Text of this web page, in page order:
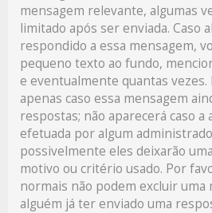
mensagem relevante, algumas
limitado após ser enviada. Caso
respondido a essa mensagem,
pequeno texto ao fundo,
e eventualmente quantas vezes.
apenas caso essa mensagem
respostas; não aparecerá caso a
efetuada por algum
possivelmente eles deixarão
motivo ou critério usado. Por
normais não podem excluir uma
alguém já ter enviado uma